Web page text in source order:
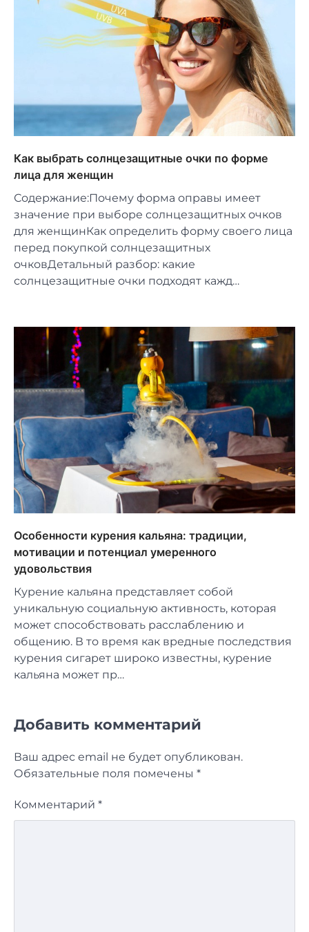
Как выбрать солнцезащитные очки по форме
лица для женщин
Содержание:Почему форма оправы имеет
значение при выборе солнцезащитных очков
для женщинКак определить форму своего лица
перед покупкой солнцезащитных
очковДетальный разбор: какие
солнцезащитные очки подходят кажд…
Особенности курения кальяна: традиции,
мотивации и потенциал умеренного
удовольствия
Курение кальяна представляет собой
уникальную социальную активность, которая
может способствовать расслаблению и
общению. В то время как вредные последствия
курения сигарет широко известны, курение
кальяна может пр…
Добавить комментарий
Ваш адрес email не будет опубликован.
Обязательные поля помечены *
Комментарий *